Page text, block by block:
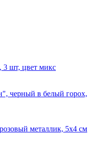
3 шт, цвет микс
черный в белый горох,
металлик, 5х4 см